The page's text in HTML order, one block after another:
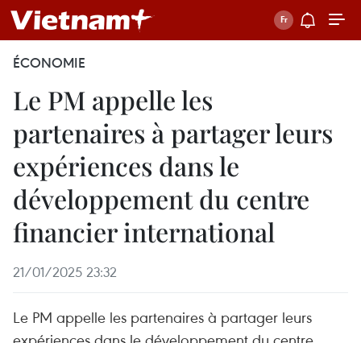
ÉCONOMIE
Le PM appelle les
partenaires à partager leurs
expériences dans le
développement du centre
financier international
21/01/2025 23:32
Le PM appelle les partenaires à partager leurs